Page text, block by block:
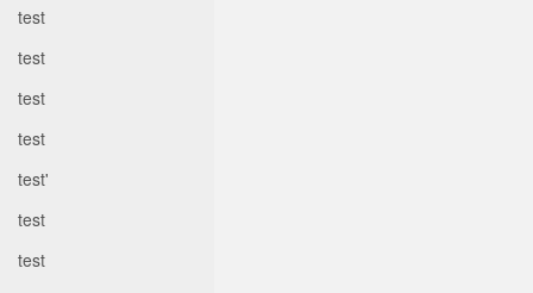
test
test
test
test
test'
test
test